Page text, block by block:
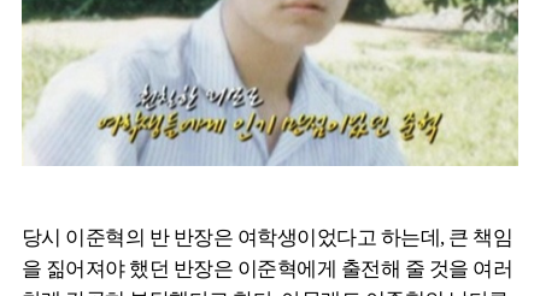
당시 이준혁의 반 반장은 여학생이었다고 하는데, 큰 책임
을 짊어져야 했던 반장은 이준혁에게 출전해 줄 것을 여러